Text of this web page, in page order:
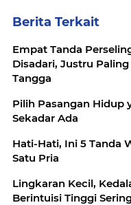
Berita Terkait
Empat Tanda
Disadari, Justru
Tangga
Pilih Pasangan Hidup
Sekadar Ada
Hati-Hati, Ini 5 Tanda
Satu Pria
Lingkaran Kecil,
Berintuisi Tinggi